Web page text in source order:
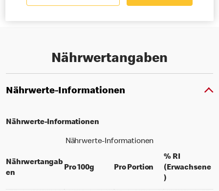
Nährwertangaben
Nährwerte-Informationen
Nährwerte-Informationen
Nährwerte-Informationen
Nährwertangab
en
Pro 100gper 100 grams
Pro Portion per portion
% RI
(Erwachsene
)% daily value